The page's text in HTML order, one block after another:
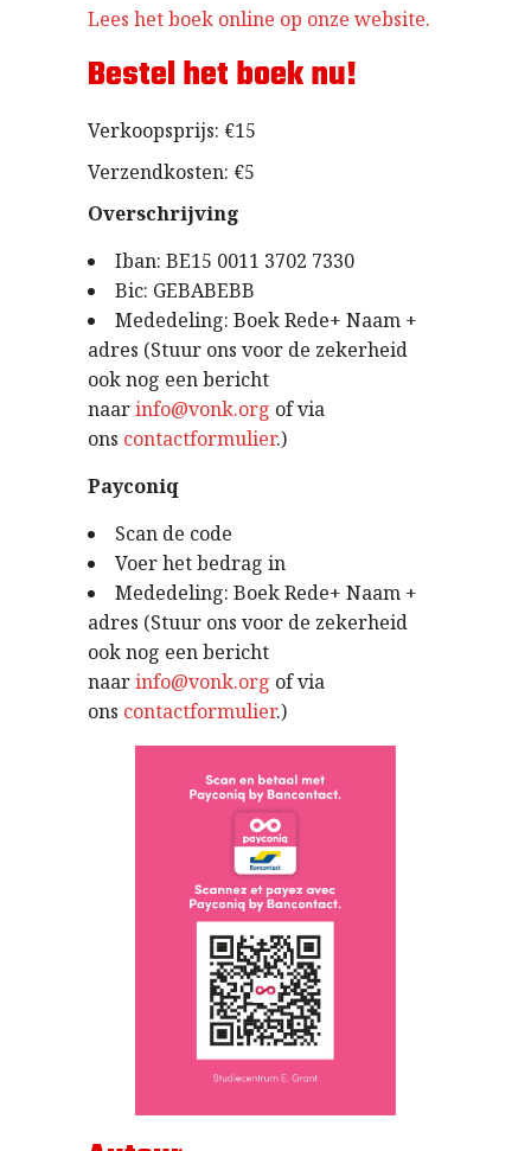
Lees het boek online op onze website.
Bestel het boek nu!
Verkoopsprijs: €15
Verzendkosten: €5
Overschrijving
Iban: BE15 0011 3702 7330
Bic: GEBABEBB
Mededeling: Boek Rede+ Naam +
adres (Stuur ons voor de zekerheid
ook nog een bericht
naarinfo@vonk.org of via
ons contactformulier.)
Payconiq
Scan de code
Voer het bedrag in
Mededeling: Boek Rede+ Naam +
adres (Stuur ons voor de zekerheid
ook nog een bericht
naarinfo@vonk.org of via
ons contactformulier.)